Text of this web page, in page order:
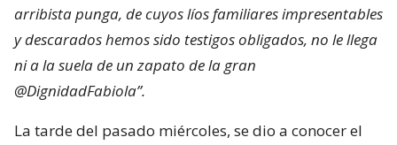
arribista punga, de cuyos líos familiares impresentables
y descarados hemos sido testigos obligados, no le llega
ni a la suela de un zapato de la gran
@DignidadFabiola”.
La tarde del pasado miércoles, se dio a conocer el